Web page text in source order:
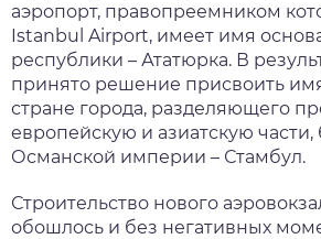
аэропорт, правопреемником
Istanbul Airport, имеет имя
республики – Ататюрка. В
принято решение присвоить
стране города, разделяющего
европейскую и азиатскую
Османской империи – Стамбул.
Строительство нового
обошлось и без негативных